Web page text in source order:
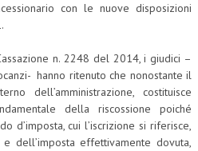
con le nuove disposizioni
n. 2248 del 2014, i giudici –
hanno ritenuto che nonostante il
dell’amministrazione, costituisce
della riscossione poiché
d’imposta, cui l’iscrizione si riferisce,
dell’imposta effettivamente dovuta,